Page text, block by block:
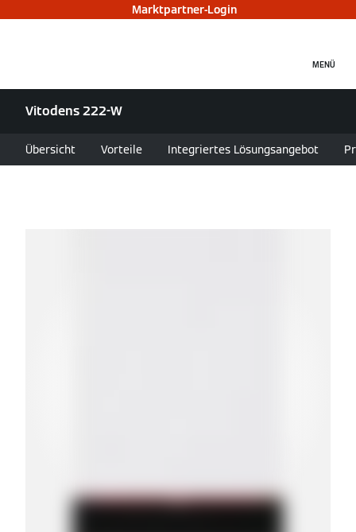
Marktpartner-Login
MENÜ
Vitodens 222-W
Übersicht Vorteile Integriertes Lösungsangebot